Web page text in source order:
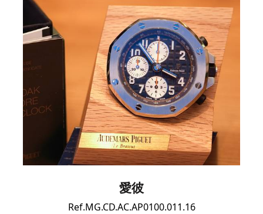
愛彼
Ref.MG.CD.AC.AP0100.011.16